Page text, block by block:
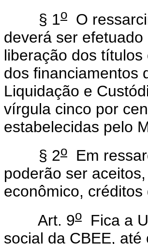
§ 1o O
deverá ser
liberação dos
dos financiamentos
Liquidação e
vírgula cinco por
estabelecidas pelo
§ 2o Em
poderão ser
econômico,
Art. 9o Fica a
social da CBEE,